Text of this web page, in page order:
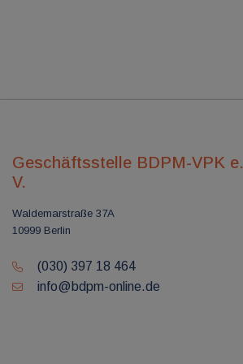
Geschäftsstelle BDPM-VPK e.
V.
Waldemarstraße 37A
10999 Berlin
(030) 397 18 464
info@bdpm-online.de